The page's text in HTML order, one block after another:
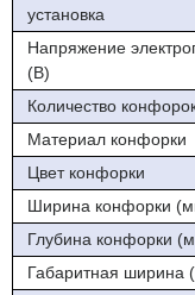
Номинальное
Количество конфорок,
Размеры конфорок, мм
Потребляемая
Площадь жарочной
Температура рабочей
установка
Напряжение
(В)
Количество
Материал конфорки
Цвет конфорки
Ширина конфорки
Глубина конфорки
Габаритная ширина